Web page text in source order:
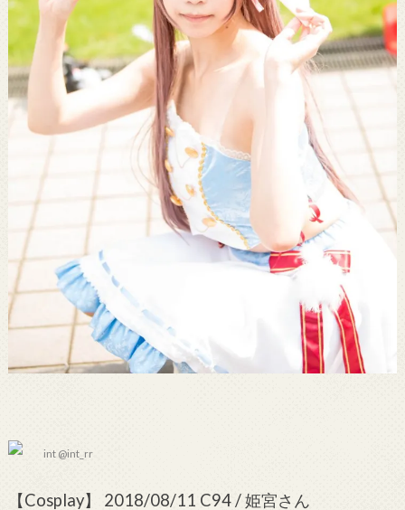
int @int_rr
【Cosplay】 2018/08/11 C94 / 姫宮さん